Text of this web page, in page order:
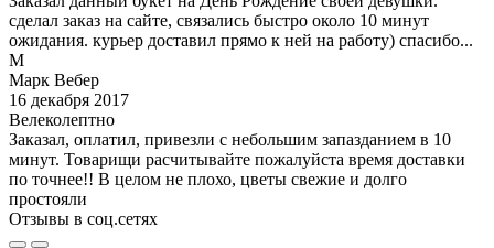
сделал заказ на сайте, связались быстро около 10 минут
ожидания. курьер доставил прямо к ней на работу) спасибо...
М
Марк Вебер
16 декабря 2017
Велеколептно
Заказал, оплатил, привезли с небольшим запазданием в 10
минут. Товарищи расчитывайте пожалуйста время доставки
по точнее!! В целом не плохо, цветы свежие и долго
простояли
Отзывы в соц.сетях